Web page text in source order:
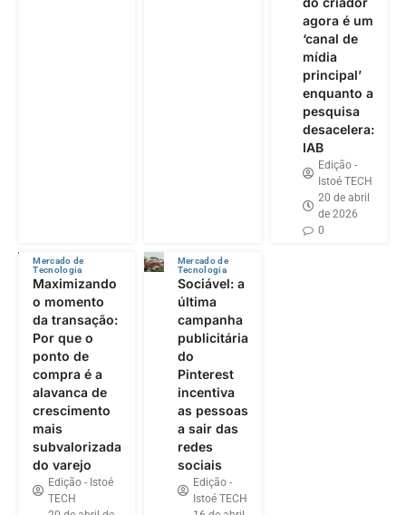
agora é um
‘canal de
mídia
principal’
enquanto a
pesquisa
desacelera:
IAB
Edição -
Istoé TECH
20 de abril
de 2026
0
Mercado de
Tecnologia
Maximizando
o momento
da transação:
Por que o
ponto de
compra é a
alavanca de
crescimento
mais
subvalorizada
do varejo
Edição - Istoé
TECH
Mercado de
Tecnologia
Sociável: a
última
campanha
publicitária
do
Pinterest
incentiva
as pessoas
a sair das
redes
sociais
Edição -
Istoé TECH